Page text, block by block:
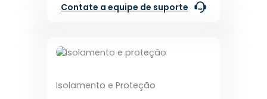
Contate a equipe de suporte
Isolamento e Proteção